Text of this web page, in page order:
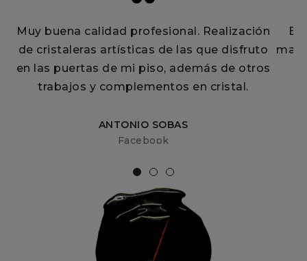
Muy buena calidad profesional. Realización
de cristaleras artísticas de las que disfruto
en las puertas de mi piso, además de otros
trabajos y complementos en cristal.
ANTONIO SOBAS
Facebook
El trato es excelente. Encantada con el
marco de fotos con la foto de mi pequeño,
preciso, único y muy muy original.
Facebook
de 9